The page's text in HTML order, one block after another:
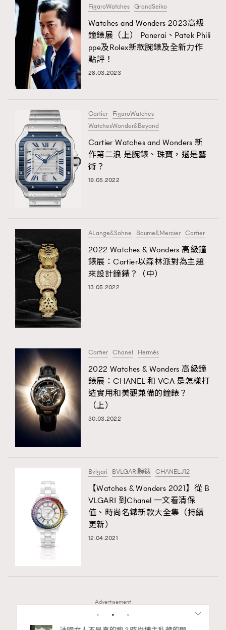
FigaroWatches GrandSeiko
Watches and Wonders 2023高級
鐘錶展（上） Panerai、Patek Phili
ppe及Rolex新款腕錶及全新力作
點評！
28.03.2023
Cartier FigaroWatches
WatchesWonder&Beyond
Cartier Watches and Wonders 新
作第二浪 是腕錶、珠寶，還是藝
術？
19.05.2022
ALange&Sohne Baume&Mercier Cartier
2022 Watches & Wonders 高級鐘
錶展：Cartier以森林派對為主題
來設計鐘錶？（中）
13.05.2022
Cartier Chanel Hermès
2022 Watches & Wonders 高級鐘
錶展：CHANEL 和 VCA 是怎樣打
造實用和美觀兼備的鐘錶？
（上）
30.03.2022
Bvlgari BVLGARI腕錶 CHANELJ12
【Watches & Wonders 2021】從 B
VLGARI 到Chanel 一文看清保
值、時尚名錶新款大全集（持續
更新）
12.04.2021
Advertisement